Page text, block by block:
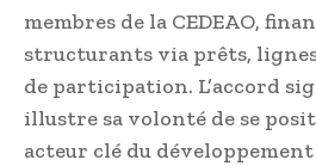
membres de la CEDEAO,
structurants via prêts,
de participation. L’accord
illustre sa volonté de se
acteur clé du